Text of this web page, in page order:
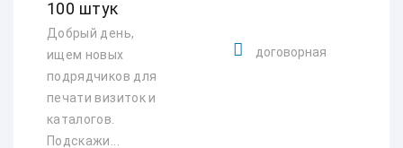
100 штук
Добрый день,
ищем новых
подрядчиков для
печати визиток и
каталогов.
Подскажи...
договорная